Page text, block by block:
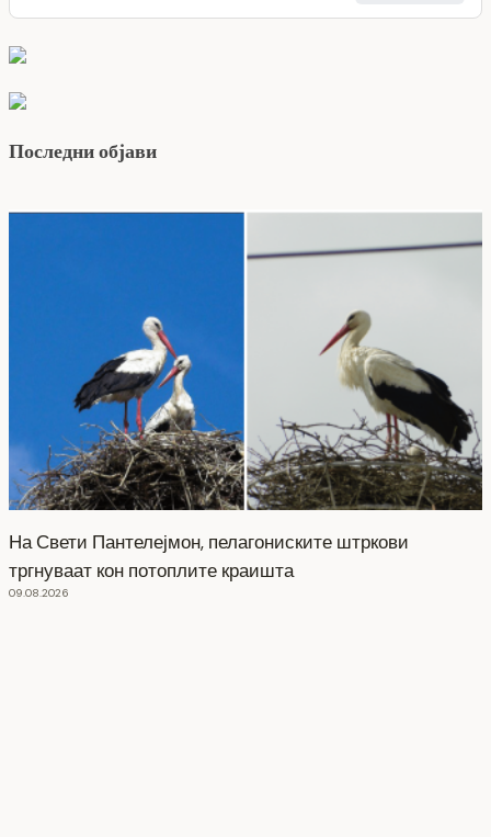
Последни објави
На Свети Пантелејмон, пелагониските штркови
тргнуваат кон потоплите краишта
09.08.2026